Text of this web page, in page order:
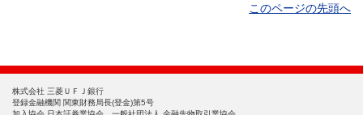
このページの先頭へ
株式会社 三菱ＵＦＪ銀行
登録金融機関 関東財務局長(登金)第5号